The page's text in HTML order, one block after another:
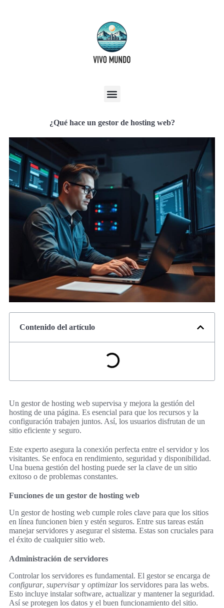
¿Qué hace un gestor de hosting web?
Contenido del artículo
Un gestor de hosting web supervisa y mejora la gestión del
hosting de una página. Es esencial para que los recursos y la
configuración trabajen juntos. Así, los usuarios disfrutan de un
sitio eficiente y seguro.
Este experto asegura la conexión perfecta entre el servidor y los
visitantes. Se enfoca en rendimiento, seguridad y disponibilidad.
Una buena gestión del hosting puede ser la clave de un sitio
exitoso o de problemas constantes.
Funciones de un gestor de hosting web
Un gestor de hosting web cumple roles clave para que los sitios
en línea funcionen bien y estén seguros. Entre sus tareas están
manejar servidores y asegurar el sistema. Estas son cruciales para
el éxito de cualquier sitio web.
Administración de servidores
Controlar los servidores es fundamental. El gestor se encarga de
configurar, supervisary optimizarlos servidores para las webs.
Esto incluye instalar software, actualizar y mantener la seguridad.
Así se protegen los datos y el buen funcionamiento del sitio.